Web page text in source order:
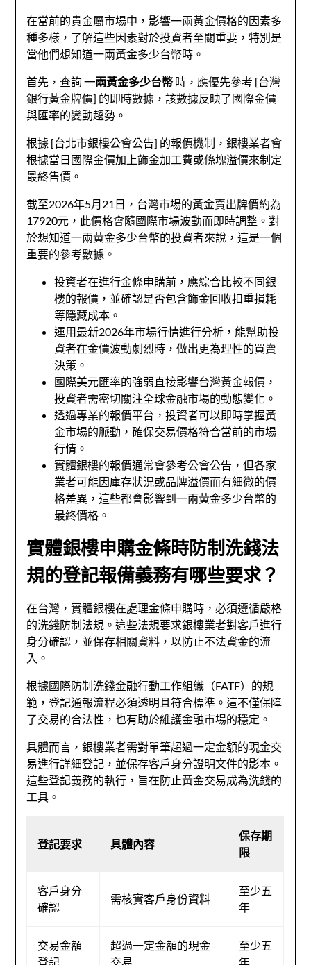
在當前的貴金屬市場中，影響一兩黃金價格的因素多
種多樣，了解這些因素對於投資者至關重要，特別是
當他們想知道一兩黃金多少台幣時。
首先，查詢一兩黃金多少台幣 時，應優先參考 [台灣
銀行黃金牌價] 的即時數據，該數據反映了國際金價
與匯率的變動趨勢。
根據 [台北市銀樓公會公告] 的報價機制，銀樓業者會
根據當日國際金價加上飾金加工費或條塊溢價來制定
最終售價。
截至2026年5月21日，台灣市場的黃金賣出牌價約為
17920元，此價格會隨國際市場波動而即時調整。對
於想知道一兩黃金多少台幣的投資者來說，這是一個
重要的參考數據。
投資者在進行金條申購前，應綜合比較不同銀
樓的報價，並確認是否包含飾金回收扣重損耗
等隱藏成本。
運用最新2026年市場行情進行分析，能幫助投
資者在金價波動劇烈時，做出更為理性的買賣
決策。
國際美元匯率的強弱直接影響台灣黃金報價，
投資者需密切關注全球金融市場的動態變化。
透過專業的報價平台，投資者可以即時掌握黃
金市場的脈動，確保交易價格符合當前的市場
行情。
實體銀樓的報價通常會參考公會公告，但各家
業者可能因庫存狀況或品牌溢價而有細微的價
格差異，這些都會影響到一兩黃金多少台幣的
最終價格。
實體銀樓申購金條時防制洗錢法
規的登記報備義務有哪些要求？
在台灣，實體銀樓在處理金條申購時，必須遵循嚴格
的洗錢防制法規。這些法規要求銀樓業者對客戶進行
身分確認，並保存相關資料，以防止不法資金的流
入。
根據國際防制洗錢金融行動工作組織（FATF）的規
範，登記通報流程必須透明且符合標準。這不僅保障
了交易的合法性，也有助於維護金融市場的穩定。
具體而言，銀樓業者需對單筆超過一定金額的現金交
易進行詳細登記，並保存客戶身分證明文件的影本。
這些登記義務的執行，旨在防止黃金交易成為洗錢的
工具。
登記要求 具體內容
保存期
限
客戶身分
確認
需核實客戶身份資料
至少五
年
交易金額
登記
超過一定金額的現金
交易
至少五
年